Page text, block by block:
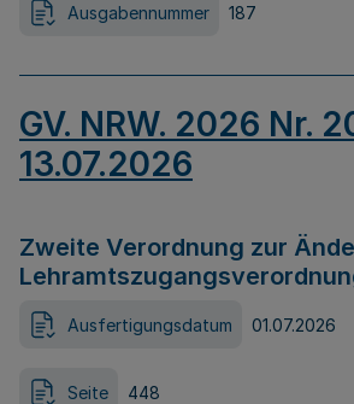
Ausgabennummer 187
GV. NRW. 2026 Nr.
13.07.2026
Zweite Verordnung zur
Ausfertigungsdatum 01.07.2026
Seite 448